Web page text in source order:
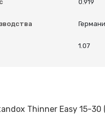
0.919
1.07
Thinner Easy 15-30